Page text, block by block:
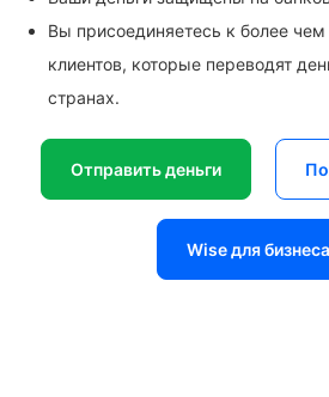
Вы присоединяетесь к более
клиентов, которые переводят
странах.
Отправить деньги
Wise для бизнеса